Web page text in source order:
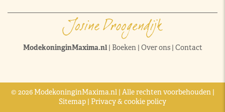
ModekoninginMaxima.nl| Boeken| Over ons| Contact
© 2026 ModekoninginMaxima.nl | Alle rechten voorbehouden |
Sitemap | Privacy & cookie policy